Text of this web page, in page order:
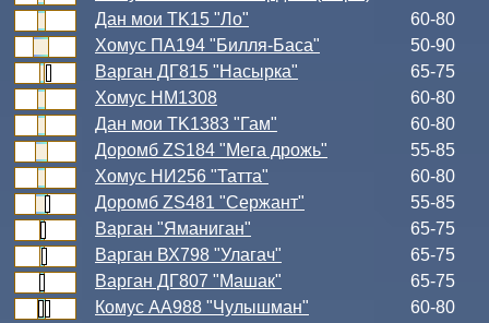
Дан мои TK15 "Ло"
60-80
Хомус ПА194 "Билля-Баса"
50-90
Варган ДГ815 "Насырка"
65-75
Хомус НМ1308
60-80
Дан мои TK1383 "Гам"
60-80
Доромб ZS184 "Мега дрожь"
55-85
Хомус НИ256 "Татта"
60-80
Доромб ZS481 "Сержант"
55-85
Варган "Яманиган"
65-75
Варган ВХ798 "Улагач"
65-75
Варган ДГ807 "Машак"
65-75
Комус АА988 "Чулышман"
60-80